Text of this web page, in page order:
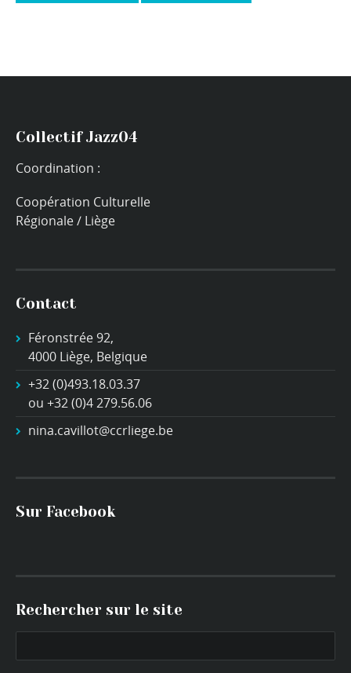
Collectif Jazz04
Coordination :
Coopération Culturelle
Régionale / Liège
Contact
Féronstrée 92,
4000 Liège, Belgique
+32 (0)493.18.03.37
ou +32 (0)4 279.56.06
nina.cavillot@ccrliege.be
Sur Facebook
Rechercher sur le site